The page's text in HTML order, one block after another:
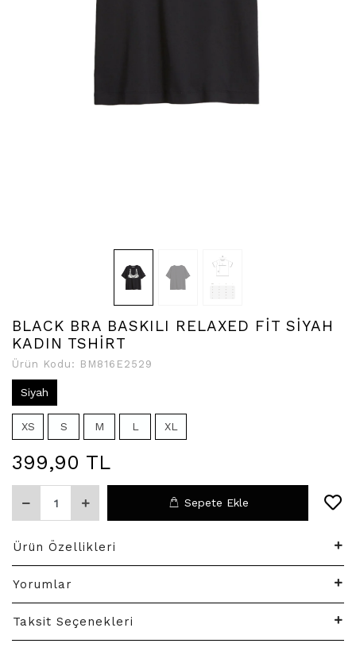
BLACK BRA BASKILI RELAXED FİT SİYAH
KADIN TSHİRT
Ürün Kodu: BM816E2529
Siyah
XS S M L XL
399,90 TL
Sepete Ekle
Ürün Özellikleri
Yorumlar
Taksit Seçenekleri